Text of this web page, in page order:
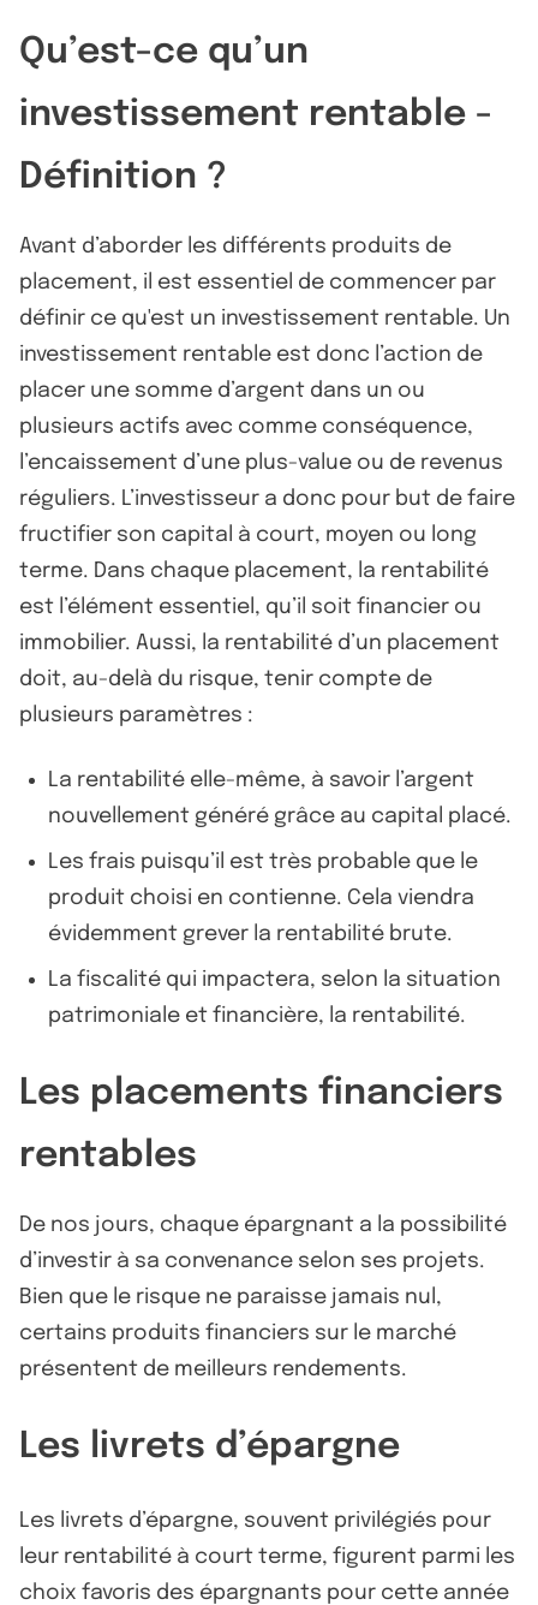
Qu’est-ce qu’un
investissement rentable -
Définition ?
Avant d’aborder les différents produits de
placement, il est essentiel de commencer par
définir ce qu'est un investissement rentable. Un
investissement rentable est donc l’action de
placer une somme d’argent dans un ou
plusieurs actifs avec comme conséquence,
l’encaissement d’une plus-value ou de revenus
réguliers. L’investisseur a donc pour but de faire
fructifier son capital à court, moyen ou long
terme. Dans chaque placement, la rentabilité
est l’élément essentiel, qu’il soit financier ou
immobilier. Aussi, la rentabilité d’un placement
doit, au-delà du risque, tenir compte de
plusieurs paramètres :
La rentabilité elle-même, à savoir l’argent
nouvellement généré grâce au capital placé.
Les frais puisqu’il est très probable que le
produit choisi en contienne. Cela viendra
évidemment grever la rentabilité brute.
La fiscalité qui impactera, selon la situation
patrimoniale et financière, la rentabilité.
Les placements financiers
rentables
De nos jours, chaque épargnant a la possibilité
d’investir à sa convenance selon ses projets.
Bien que le risque ne paraisse jamais nul,
certains produits financiers sur le marché
présentent de meilleurs rendements.
Les livrets d’épargne
Les livrets d’épargne, souvent privilégiés pour
leur rentabilité à court terme, figurent parmi les
choix favoris des épargnants pour cette année